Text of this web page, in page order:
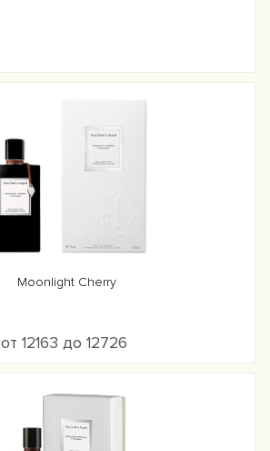
Moonlight Cherry
от 12163 до 12726